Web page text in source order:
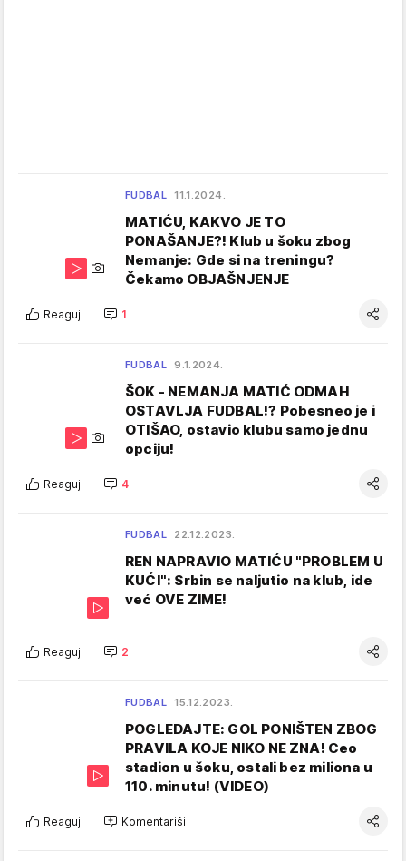
FUDBAL 11.1.2024.
MATIĆU, KAKVO JE TO
PONAŠANJE?! Klub u šoku zbog
Nemanje: Gde si na treningu?
Čekamo OBJAŠNJENJE
Reaguj 1
FUDBAL 9.1.2024.
ŠOK - NEMANJA MATIĆ ODMAH
OSTAVLJA FUDBAL!? Pobesneo je i
OTIŠAO, ostavio klubu samo jednu
opciju!
Reaguj 4
FUDBAL 22.12.2023.
REN NAPRAVIO MATIĆU "PROBLEM U
KUĆI": Srbin se naljutio na klub, ide
već OVE ZIME!
Reaguj 2
FUDBAL 15.12.2023.
POGLEDAJTE: GOL PONIŠTEN ZBOG
PRAVILA KOJE NIKO NE ZNA! Ceo
stadion u šoku, ostali bez miliona u
110. minutu! (VIDEO)
Reaguj Komentariši